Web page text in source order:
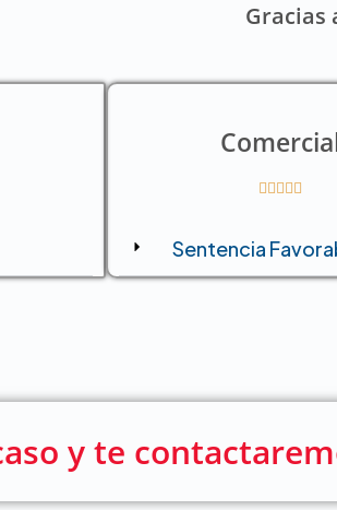
Gracias
    
Sentencia
y te